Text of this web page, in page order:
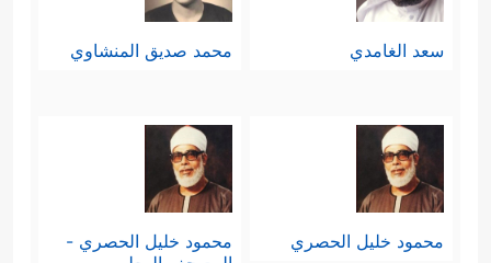
سعد الغامدي محمد صديق المنشاوي
محمود خليل الحصري
محمود خليل الحصري -